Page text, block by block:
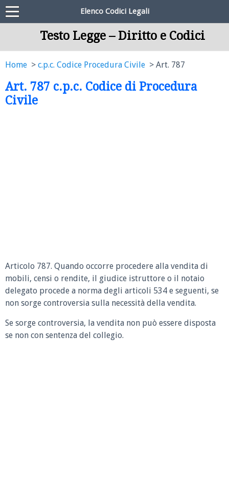
Elenco Codici Legali
Testo Legge – Diritto e Codici
Home c.p.c. Codice Procedura Civile Art. 787
Art. 787 c.p.c. Codice di Procedura
Civile
Articolo 787. Quando occorre procedere alla vendita di
mobili, censi o rendite, il giudice istruttore o il notaio
delegato procede a norma degli articoli 534 e seguenti, se
non sorge controversia sulla necessità della vendita.
Se sorge controversia, la vendita non può essere disposta
se non con sentenza del collegio.